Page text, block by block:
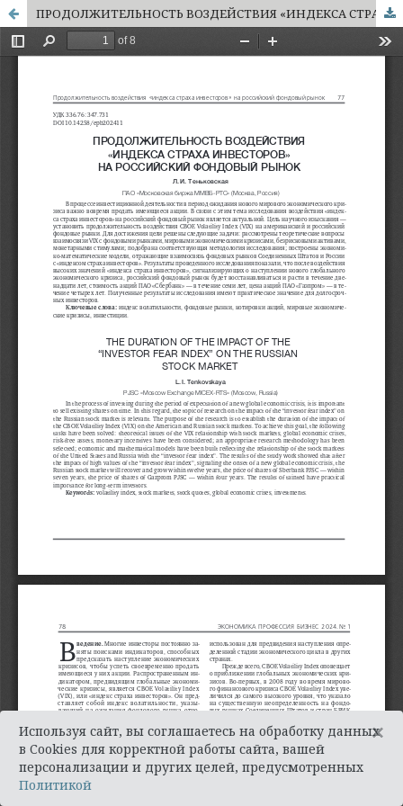
ПРОДОЛЖИТЕЛЬНОСТЬ ВОЗДЕЙСТВИЯ «ИНДЕКСА СТРАХА ИНВЕСТОРОВ» НА РОССИЙСКИЙ ФОНДОВЫЙ РЫНОК
Используя сайт, вы соглашаетесь на обработку данных
в Cookies для корректной работы сайта, вашей
персонализации и других целей, предусмотренных
Политикой
×